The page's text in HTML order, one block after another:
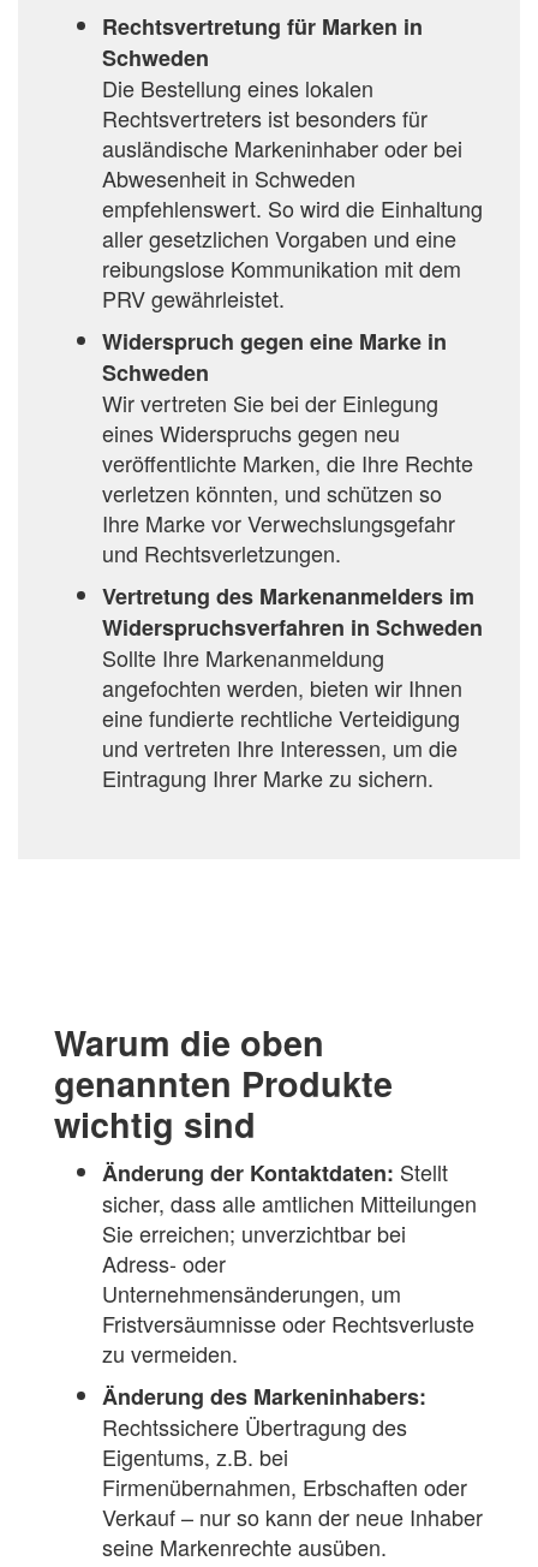
Rechtsvertretung für Marken in
Schweden
Die Bestellung eines lokalen
Rechtsvertreters ist besonders für
ausländische Markeninhaber oder bei
Abwesenheit in Schweden
empfehlenswert. So wird die Einhaltung
aller gesetzlichen Vorgaben und eine
reibungslose Kommunikation mit dem
PRV gewährleistet.
Widerspruch gegen eine Marke in
Schweden
Wir vertreten Sie bei der Einlegung
eines Widerspruchs gegen neu
veröffentlichte Marken, die Ihre Rechte
verletzen könnten, und schützen so
Ihre Marke vor Verwechslungsgefahr
und Rechtsverletzungen.
Vertretung des Markenanmelders im
Widerspruchsverfahren in Schweden
Sollte Ihre Markenanmeldung
angefochten werden, bieten wir Ihnen
eine fundierte rechtliche Verteidigung
und vertreten Ihre Interessen, um die
Eintragung Ihrer Marke zu sichern.
Warum die oben
genannten Produkte
wichtig sind
Änderung der Kontaktdaten: Stellt
sicher, dass alle amtlichen Mitteilungen
Sie erreichen; unverzichtbar bei
Adress- oder
Unternehmensänderungen, um
Fristversäumnisse oder Rechtsverluste
zu vermeiden.
Änderung des Markeninhabers:
Rechtssichere Übertragung des
Eigentums, z.B. bei
Firmenübernahmen, Erbschaften oder
Verkauf – nur so kann der neue Inhaber
seine Markenrechte ausüben.